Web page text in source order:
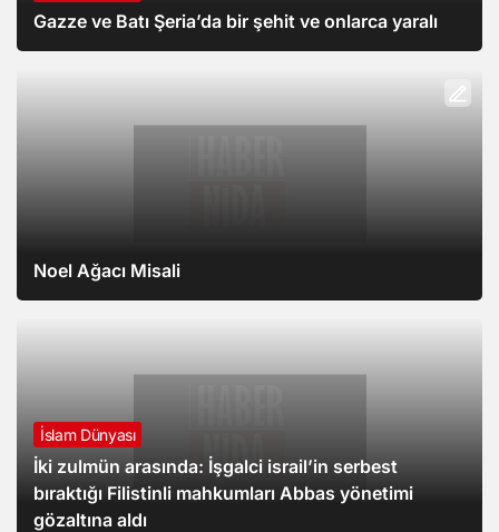
Gazze ve Batı Şeria’da bir şehit ve onlarca yaralı
Noel Ağacı Misali
İslam Dünyası
İki zulmün arasında: İşgalci israil’in serbest
bıraktığı Filistinli mahkumları Abbas yönetimi
gözaltına aldı